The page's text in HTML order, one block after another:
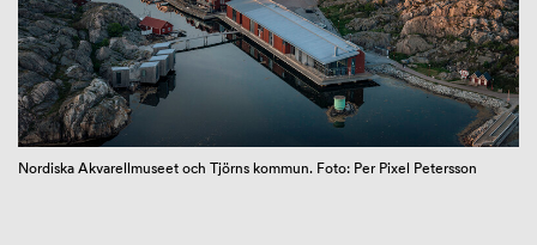
Aktörer 2021
Utställning
Program 2021
GIBCA Extended 2023
GIBCA Extended 2025
Nordiska Akvarellmuseet och Tjörns kommun. Foto: Per Pixel Petersson